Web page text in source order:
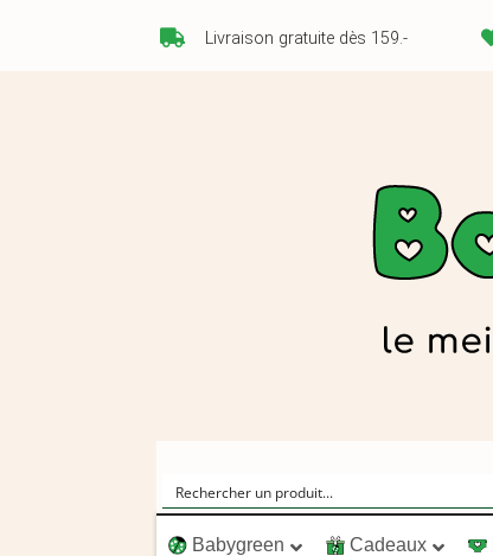
Livraison gratuite dès 159.-
Babygreen Cadeaux